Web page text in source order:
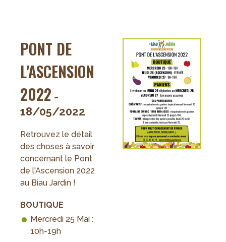
PONT DE
L'ASCENSION
2022 -
18/05/2022
Retrouvez le détail
des choses à savoir
concernant le Pont
de l'Ascension 2022
au Biau Jardin !
BOUTIQUE
Mercredi 25 Mai :
10h-19h